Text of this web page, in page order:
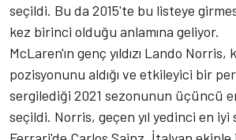
seçildi. Bu da 2015'te bu listeye
kez birinci olduğu anlamına geliyor.
McLaren'ın genç yıldızı Lando
pozisyonunu aldığı ve etkileyici bir
sergilediği 2021 sezonunun üçüncü
seçildi. Norris, geçen yıl yedinci en